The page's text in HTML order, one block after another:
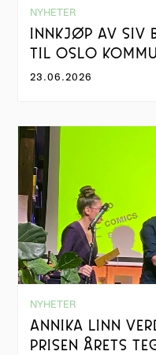
NYHETER
INNKJØP AV SIV
TIL OSLO
23.06.2026
NYHETER
ANNIKA LINN
PRISEN ÅRETS